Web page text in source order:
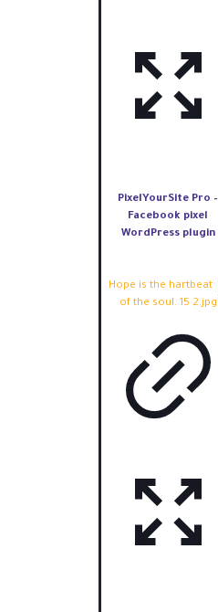
PixelYourSite Pro –
Facebook pixel
WordPress plugin